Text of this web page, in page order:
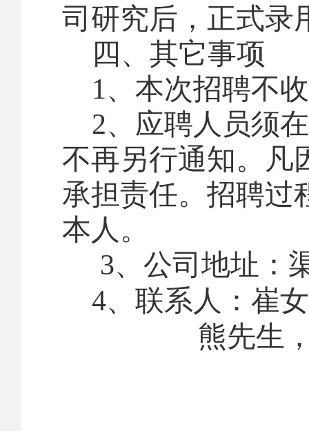
司研究后，正式录
四 、其它事项
1、本次招聘不
2、应聘人员须
不再另行通知。凡
承担责任。 招聘过
本人。
3、公司地址：
4、联系人：崔
熊先生